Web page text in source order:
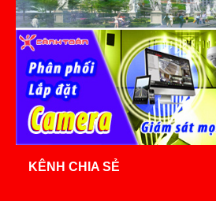
KÊNH CHIA SẺ